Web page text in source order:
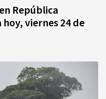
República
viernes 24 de